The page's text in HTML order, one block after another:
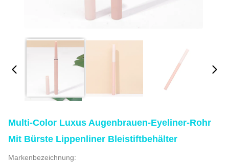
Multi-Color Luxus Augenbrauen-Eyeliner-Rohr
Mit Bürste Lippenliner Bleistiftbehälter
Markenbezeichnung: